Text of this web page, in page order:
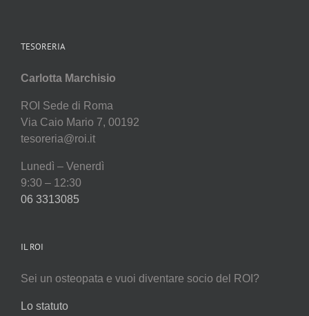
TESORERIA
Carlotta Marchisio
ROI Sede di Roma
Via Caio Mario 7, 00192
tesoreria@roi.it
Lunedì – Venerdì
9:30 – 12:30
06 3313085
IL ROI
Sei un osteopata e vuoi diventare socio del ROI?
Lo statuto